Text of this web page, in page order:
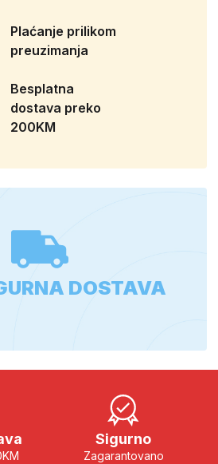
Plaćanje prilikom
preuzimanja
Besplatna
dostava preko
200KM
DOSTAVA
Sigurno
Zagarantovano